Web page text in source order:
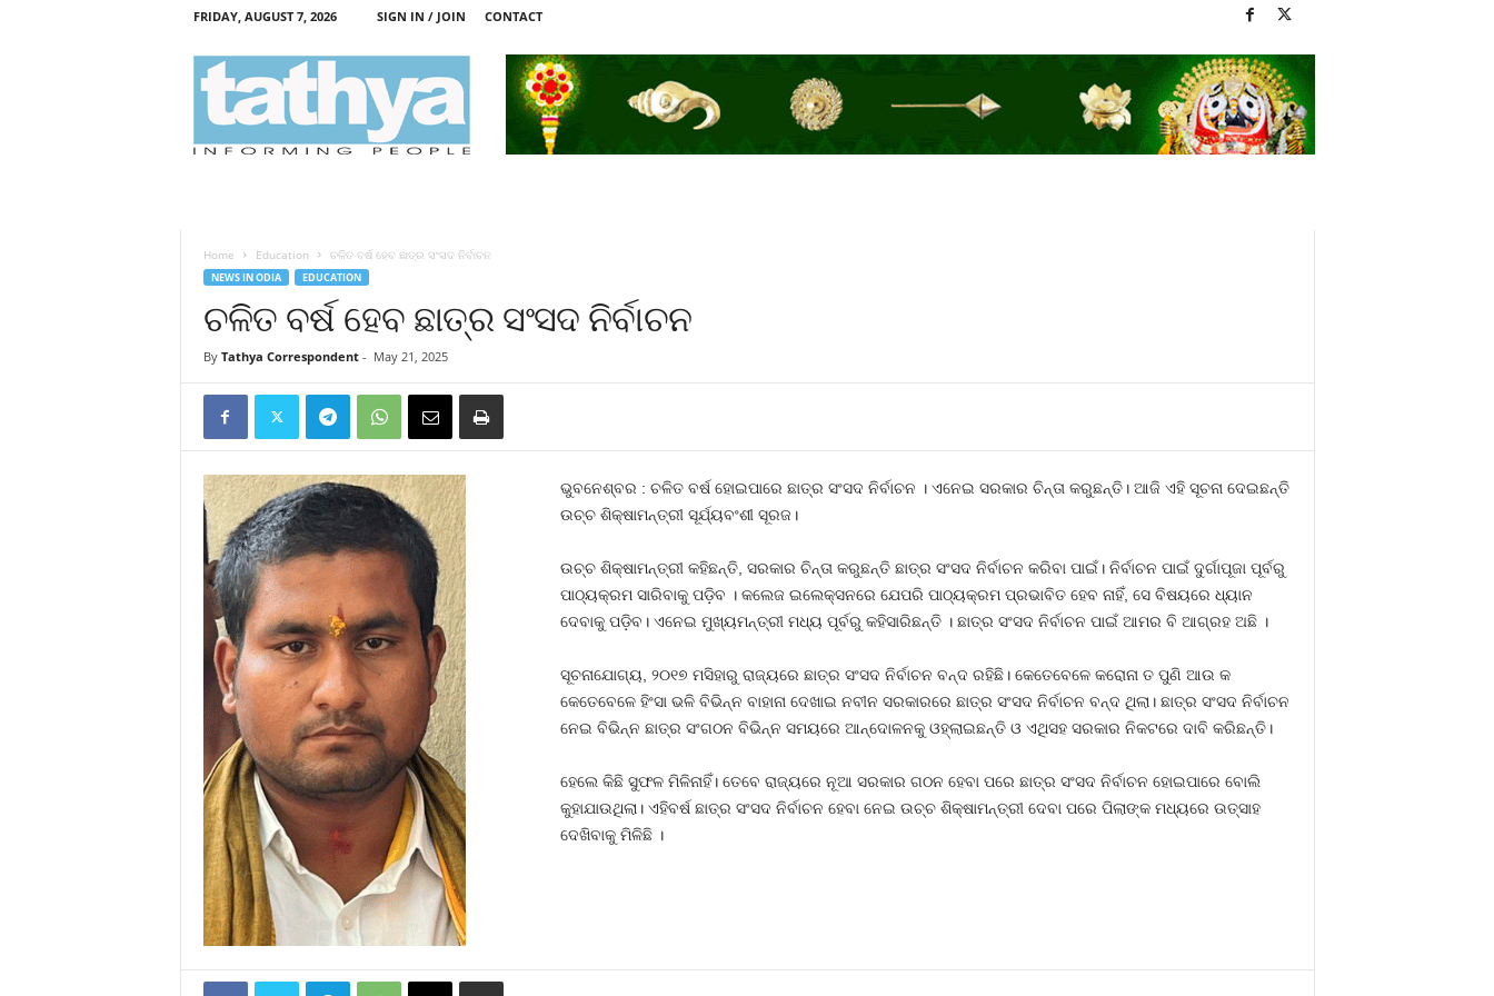
FRIDAY, AUGUST 7, 2026 SIGN IN / JOIN CONTACT
Home Education ଚଳିତ ବର୍ଷ ହେବ ଛାତ୍ର ସଂସଦ ନିର୍ବାଚନ
NEWS IN ODIA EDUCATION
ଚଳିତ ବର୍ଷ ହେବ ଛାତ୍ର ସଂସଦ ନିର୍ବାଚନ
By Tathya Correspondent- May 21, 2025
ଭୁବନେଶ୍ବର : ଚଳିତ ବର୍ଷ ହୋଇପାରେ ଛାତ୍ର ସଂସଦ ନିର୍ବାଚନ । ଏନେଇ ସରକାର ଚିନ୍ତା କରୁଛନ୍ତି। ଆଜି ଏହି ସୂଚନା ଦେଇଛନ୍ତି
ଉଚ୍ଚ ଶିକ୍ଷାମନ୍ତ୍ରୀ ସୂର୍ଯ୍ୟବଂଶୀ ସୂରଜ।
ଉଚ୍ଚ ଶିକ୍ଷାମନ୍ତ୍ରୀ କହିଛନ୍ତି, ସରକାର ଚିନ୍ତା କରୁଛନ୍ତି ଛାତ୍ର ସଂସଦ ନିର୍ବାଚନ କରିବା ପାଇଁ। ନିର୍ବାଚନ ପାଇଁ ଦୁର୍ଗାପୂଜା ପୂର୍ବରୁ
ପାଠ୍ୟକ୍ରମ ସାରିବାକୁ ପଡ଼ିବ । କଲେଜ ଇଲେକ୍ସନରେ ଯେପରି ପାଠ୍ୟକ୍ରମ ପ୍ରଭାବିତ ହେବ ନାହିଁ, ସେ ବିଷୟରେ ଧ୍ୟାନ
ଦେବାକୁ ପଡ଼ିବ। ଏନେଇ ମୁଖ୍ୟମନ୍ତ୍ରୀ ମଧ୍ୟ ପୂର୍ବରୁ କହିସାରିଛନ୍ତି । ଛାତ୍ର ସଂସଦ ନିର୍ବାଚନ ପାଇଁ ଆମର ବି ଆଗ୍ରହ ଅଛି ।
ସୂଚନାଯୋଗ୍ୟ, ୨୦୧୭ ମସିହାରୁ ରାଜ୍ୟରେ ଛାତ୍ର ସଂସଦ ନିର୍ବାଚନ ବନ୍ଦ ରହିଛି। କେତେବେଳେ କରୋନା ତ ପୁଣି ଆଉ କ
କେତେବେଳେ ହିଂସା ଭଳି ବିଭିନ୍ନ ବାହାନା ଦେଖାଇ ନବୀନ ସରକାରରେ ଛାତ୍ର ସଂସଦ ନିର୍ବାଚନ ବନ୍ଦ ଥିଲା। ଛାତ୍ର ସଂସଦ ନିର୍ବାଚନ
ନେଇ ବିଭିନ୍ନ ଛାତ୍ର ସଂଗଠନ ବିଭିନ୍ନ ସମୟରେ ଆନ୍ଦୋଳନକୁ ଓହ୍ଲାଇଛନ୍ତି ଓ ଏଥିସହ ସରକାର ନିକଟରେ ଦାବି କରିଛନ୍ତି।
ହେଲେ କିଛି ସୁଫଳ ମିଳିନାହିଁ। ତେବେ ରାଜ୍ୟରେ ନୂଆ ସରକାର ଗଠନ ହେବା ପରେ ଛାତ୍ର ସଂସଦ ନିର୍ବାଚନ ହୋଇପାରେ ବୋଲି
କୁହାଯାଉଥିଲା। ଏହିବର୍ଷ ଛାତ୍ର ସଂସଦ ନିର୍ବାଚନ ହେବା ନେଇ ଉଚ୍ଚ ଶିକ୍ଷାମନ୍ତ୍ରୀ ଦେବା ପରେ ପିଲାଙ୍କ ମଧ୍ୟରେ ଉତ୍ସାହ
ଦେଖିବାକୁ ମିଳିଛି ।